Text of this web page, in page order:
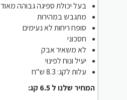
בעל יכולת ספיגה גבוהה מאוד
מתגבש במהירות
סופח ריחות לא נעימים
חסכוני
לא משאיר אבק
יעיל ונוח לפינוי
עלות לקג: 8.3 ש"ח
המחיר שלנו ל 6.5 קג: